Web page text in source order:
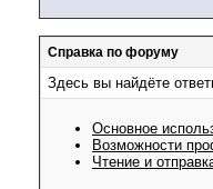
Справка по форуму
Здесь вы найдёте
Основное
Возможности
Чтение и